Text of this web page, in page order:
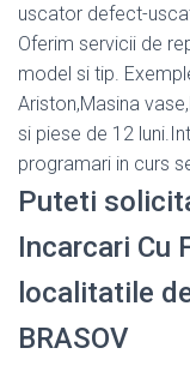
uscator defect-
Oferim servicii de
model si tip.
Ariston,Masina
si piese de 12
programari in curs
Puteti
Incarcari Cu
localitatile
BRASOV